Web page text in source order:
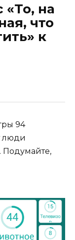
«То, на
что
к
94
люди
Подумайте,